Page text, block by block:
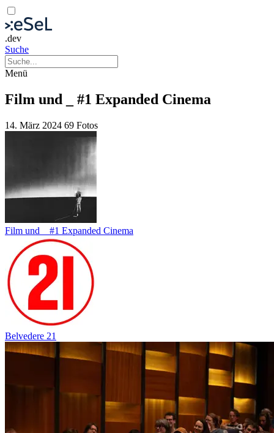
.dev
Suche
Menü
Film und _ #1 Expanded Cinema
14. März 2024 69 Fotos
Film und _ #1 Expanded Cinema
Belvedere 21